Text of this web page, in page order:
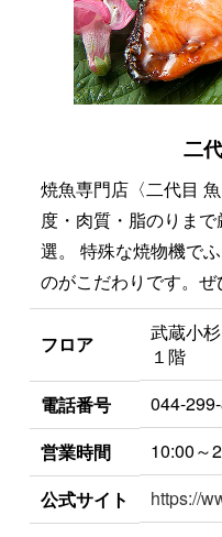
二
焼魚専門店〈二代目
度・肉質・脂のりま
選。 特殊な焼物機で
のがこだわりです。ぜ
フロア
武蔵小
１階
電話番号
044-
営業時間
10:00～
公式サイト
https://